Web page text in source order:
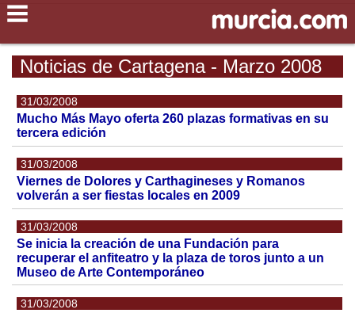
Noticias de Cartagena - Marzo 2008
31/03/2008
Mucho Más Mayo oferta 260 plazas formativas en su
tercera edición
31/03/2008
Viernes de Dolores y Carthagineses y Romanos
volverán a ser fiestas locales en 2009
31/03/2008
Se inicia la creación de una Fundación para
recuperar el anfiteatro y la plaza de toros junto a un
Museo de Arte Contemporáneo
31/03/2008